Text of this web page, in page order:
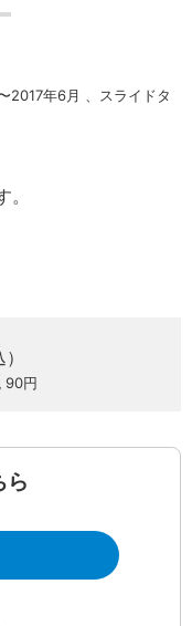
2017年6月 、スライドタ
90円
ら